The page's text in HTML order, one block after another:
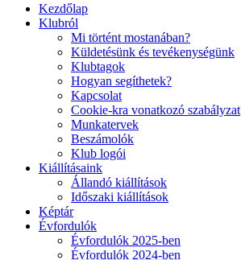
Kezdőlap
Klubról
Mi történt mostanában?
Küldetésünk és tevékenységünk
Klubtagok
Hogyan segíthetek?
Kapcsolat
Cookie-kra vonatkozó szabályzat
Munkatervek
Beszámolók
Klub logói
Kiállításaink
Állandó kiállítások
Időszaki kiállítások
Képtár
Évfordulók
Évfordulók 2025-ben
Évfordulók 2024-ben